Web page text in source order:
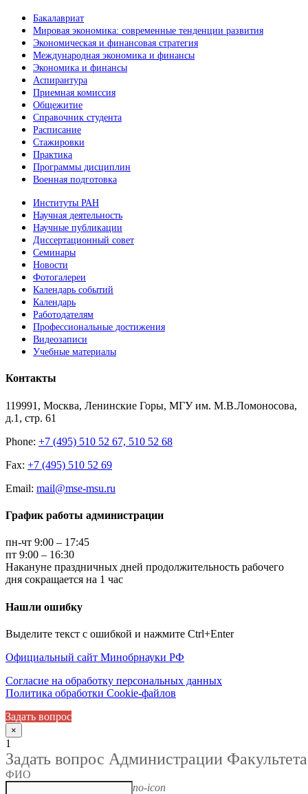
Бакалавриат
Мировая экономика: современные тенденции развития
Экономическая и финансовая стратегия
Международная экономика и финансы
Экономика и финансы
Аспирантура
Приемная комиссия
Общежитие
Справочник студента
Расписание
Стажировки
Практика
Программы дисциплин
Военная подготовка
Институты РАН
Научная деятельность
Научные публикации
Диссертационный совет
Семинары
Новости
Фотогалереи
Календарь событий
Календарь
Работодателям
Профессиональные достижения
Видеозаписи
Учебные материалы
Контакты
119991, Москва, Ленинские Горы, МГУ им. М.В.Ломоносова,
д.1, стр. 61
Phone: +7 (495) 510 52 67, 510 52 68
Fax: +7 (495) 510 52 69
Email: mail@mse-msu.ru
График работы администрации
пн-чт 9:00 – 17:45
пт 9:00 – 16:30
Накануне праздничных дней продолжительность рабочего
дня сокращается на 1 час
Нашли ошибку
Выделите текст с ошибкой и нажмите Ctrl+Enter
Официальный сайт Минобрнауки РФ
Согласие на обработку персональных данных
Политика обработки Cookie-файлов
Задать вопрос
×
1
Задать вопрос Администрации Факультета
ФИО
no-icon